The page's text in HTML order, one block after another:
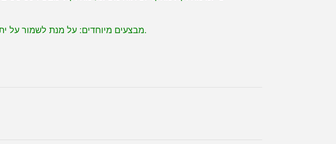
5. מבצעים מיוחדים: על מנת לשמור על יתרון תחרותי, אנו מפעילים כל הזמן מבצעים מיוחדים במבצעים שלנו.